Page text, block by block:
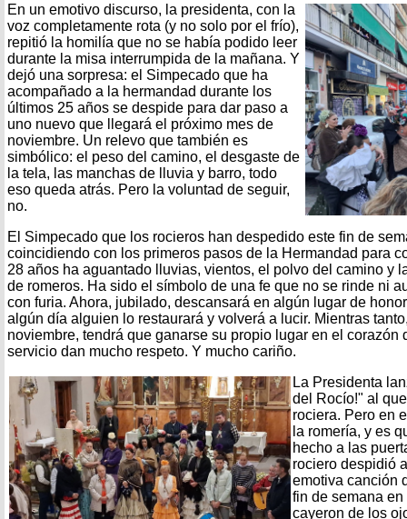
En un emotivo discurso, la presidenta, con la
voz completamente rota (y no solo por el frío),
repitió la homilía que no se había podido leer
durante la misa interrumpida de la mañana. Y
dejó una sorpresa: el Simpecado que ha
acompañado a la hermandad durante los
últimos 25 años se despide para dar paso a
uno nuevo que llegará el próximo mes de
noviembre. Un relevo que también es
simbólico: el peso del camino, el desgaste de
la tela, las manchas de lluvia y barro, todo
eso queda atrás. Pero la voluntad de seguir,
no.
El Simpecado que los rocieros han despedido este fin de
coincidiendo con los primeros pasos de la Hermandad para
28 años ha aguantado lluvias, vientos, el polvo del camino y
de romeros. Ha sido el símbolo de una fe que no se rinde ni
con furia. Ahora, jubilado, descansará en algún lugar de
algún día alguien lo restaurará y volverá a lucir. Mientras
noviembre, tendrá que ganarse su propio lugar en el corazón
servicio dan mucho respeto. Y mucho cariño.
La Presidenta
del Rocío!" al
rociera. Pero en
la romería, y es
hecho a las
rociero despidió
emotiva canción
fin de semana
cayeron de los